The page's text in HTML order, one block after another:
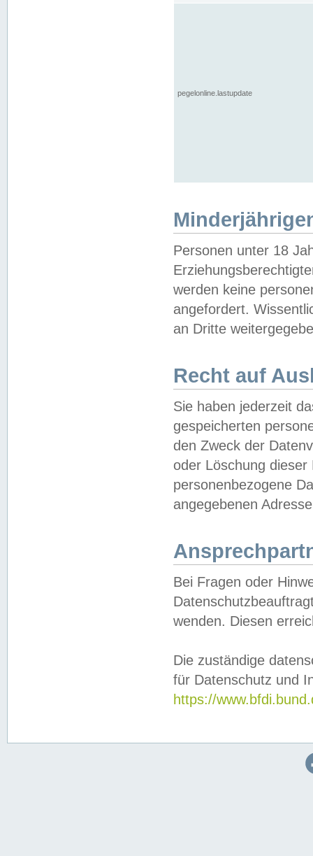
pegelonline.lastupdate
Personen unter 18
werden keine
angefordert.
an Dritte
Recht auf
Sie haben jederzeit
gespeicherten
den Zweck der
oder Löschung
personenbezogene
angegebenen
Bei Fragen oder
wenden. Diesen
Die zuständige
für Datenschutz und
https://